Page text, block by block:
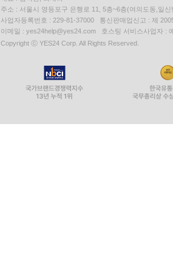
주소 : 서울시 영등포구 은행로 11, 5층~6층(여의도동,일신
사업자등록번호 : 229-81-37000 통신판매업신고 : 제
이메일 : yes24help@yes24.com 호스팅 서비스사업자 :
Copyright ⓒ YES24 Corp. All Rights Reserved.